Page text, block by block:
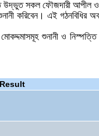
হইতে উদ্ভুত সকল ফৌজদারী
করিবেন। এই গঠনবিধির
শুনানী ও নিস্পত্তি
Result